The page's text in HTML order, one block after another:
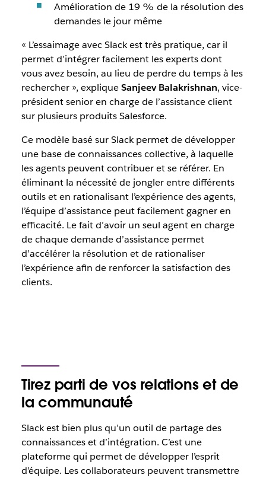
Amélioration de 19 % de la résolution des
demandes le jour même
« L’essaimage avec Slack est très pratique, car il
permet d’intégrer facilement les experts dont
vous avez besoin, au lieu de perdre du temps à les
rechercher », expliqueSanjeev Balakrishnan, vice-
président senior en charge de l’assistance client
sur plusieurs produits Salesforce.
Ce modèle basé sur Slack permet de développer
une base de connaissances collective, à laquelle
les agents peuvent contribuer et se référer. En
éliminant la nécessité de jongler entre différents
outils et en rationalisant l’expérience des agents,
l’équipe d’assistance peut facilement gagner en
efficacité. Le fait d’avoir un seul agent en charge
de chaque demande d’assistance permet
d’accélérer la résolution et de rationaliser
l’expérience afin de renforcer la satisfaction des
clients.
Tirez parti de vos relations et de
la communauté
Slack est bien plus qu’un outil de partage des
connaissances et d’intégration. C’est une
plateforme qui permet de développer l’esprit
d’équipe. Les collaborateurs peuvent transmettre